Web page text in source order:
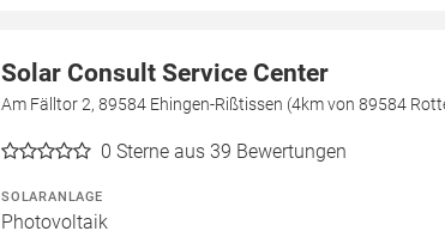
Solar Consult Service Center
Am Fälltor 2, 89584 Ehingen-Rißtissen (4km von 89584
0 Sterne aus 39 Bewertungen
SOLARANLAGE
Photovoltaik